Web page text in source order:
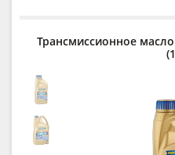
Трансмиссионное масло